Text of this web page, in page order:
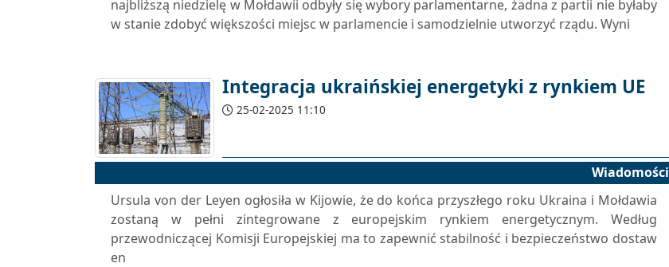
najbliższą niedzielę w Mołdawii odbyły się wybory parlamentarne, żadna z partii nie byłaby
w stanie zdobyć większości miejsc w parlamencie i samodzielnie utworzyć rządu. Wyni
Integracja ukraińskiej energetyki z rynkiem UE
25-02-2025 11:10
Wiadomości
Ursula von der Leyen ogłosiła w Kijowie, że do końca przyszłego roku Ukraina i Mołdawia
zostaną w pełni zintegrowane z europejskim rynkiem energetycznym. Według
przewodniczącej Komisji Europejskiej ma to zapewnić stabilność i bezpieczeństwo dostaw
en